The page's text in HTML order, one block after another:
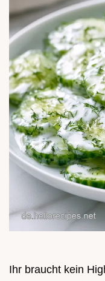
Ihr braucht kein